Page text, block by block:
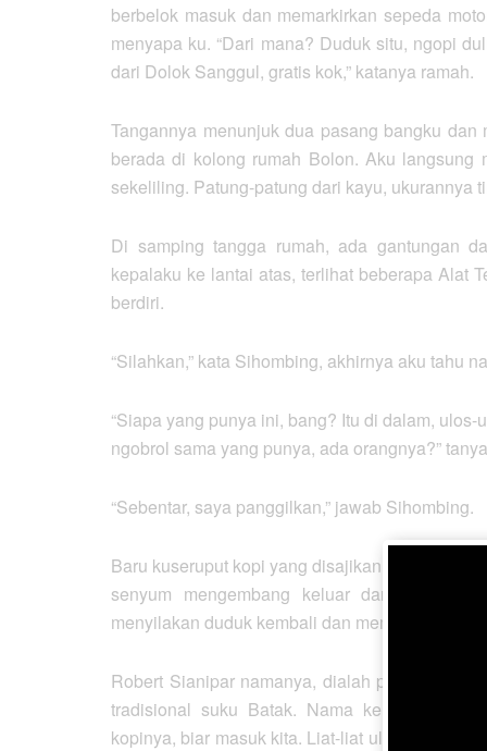
berbelok masuk dan memarkirkan sepeda
menyapa ku. “Dari mana? Duduk situ, ngopi
dari Dolok Sanggul, gratis kok,” katanya ramah.
Tangannya menunjuk dua pasang bangku
berada di kolong rumah Bolon. Aku langsung
sekeliling. Patung-patung dari kayu, ukurannya
Di samping tangga rumah, ada gantungan
kepalaku ke lantai atas, terlihat beberapa Alat
berdiri.
“Silahkan,” kata Sihombing, akhirnya aku tahu
“Siapa yang punya ini, bang? Itu di dalam,
ngobrol sama yang punya, ada orangnya?”
“Sebentar, saya panggilkan,” jawab Sihombing.
Baru kuseruput kopi yang disajikan, seorang
senyum mengembang keluar dari galeri
menyilakan duduk kembali dan memperkenalkan
Robert Sianipar namanya, dialah pemilik
tradisional suku Batak. Nama kerennya,
kopinya, biar masuk kita. Liat-liat ulos dan